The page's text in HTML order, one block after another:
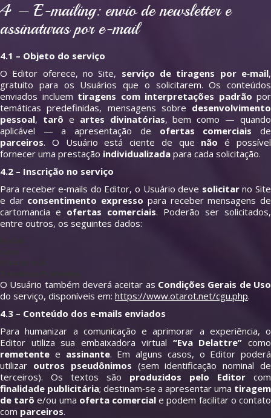
4 – E‑mailing: envio de newsletter e
assinaturas por e‑mail
4.1 – Objeto do serviço
O Editor oferece, no Site, serviço de tiragens por e‑mail,
gratuito para os Usuários que o solicitarem. Os conteúdos
enviados incluem tiragens com interpretações padrão por
temáticas predefinidas, mensagens sobre desenvolvimento
pessoal, tarô e artes divinatórias, bem como — quando
aplicável — a apresentação de ofertas comerciais de
parceiros. O Usuário está ciente de que não é possível
fornecer uma prestação individualizada para cada solicitação.
4.2 – Inscrição no serviço
Para receber e‑mails do Editor, o Usuário deve solicitarno Site
e dar consentimento expresso para receber mensagens de
cartomancia e ofertas comerciais. Poderão ser solicitados,
entre outros, os seguintes dados:
O Usuário também deverá aceitar as Condições Gerais de Uso
do serviço, disponíveis em: https://www.otarot.net/cgu.php.
4.3 – Conteúdo dos e‑mails enviados
Para humanizar a comunicação e aprimorar a experiência, o
Editor utiliza sua embaixadora virtual “Eva Delattre” como
remetente e assinante. Em alguns casos, o Editor poderá
utilizar outros pseudônimos (sem identificação nominal de
terceiros). Os textos são produzidos pelo Editor com
finalidade publicitária; destinam‑se a apresentar uma tiragem
de tarô e/ou uma oferta comercial e podem facilitar o contato
com parceiros.